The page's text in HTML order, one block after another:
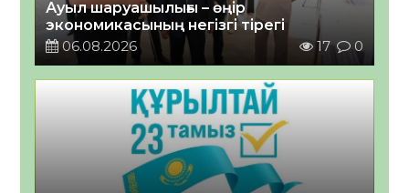
Ауыл шаруашылығы – өңір
экономикасының негізгі тірегі
06.08.2026
17 0